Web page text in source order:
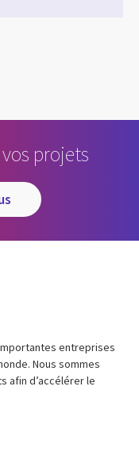
projets
entreprises
Nous sommes
afin d’accélérer le